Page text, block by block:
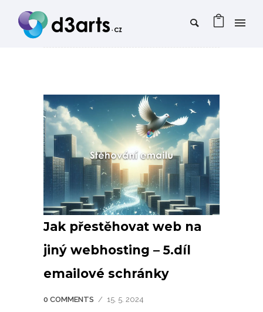
Jak přestěhovat web na
jiný webhosting – 5.díl
emailové schránky
0 COMMENTS / 15. 5. 2024